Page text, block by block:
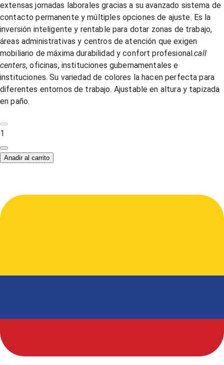
extensas jornadas laborales gracias a su avanzado sistema de
contacto permanente y múltiples opciones de ajuste. Es la
inversión inteligente y rentable para dotar zonas de trabajo,
áreas administrativas y centros de atención que exigen
mobiliario de máxima durabilidad y confort profesional.call
centers, oficinas, instituciones gubernamentales e
instituciones. Su variedad de colores la hacen perfecta para
diferentes entornos de trabajo. Ajustable en altura y tapizada
en paño.
1
Anadir al carrito